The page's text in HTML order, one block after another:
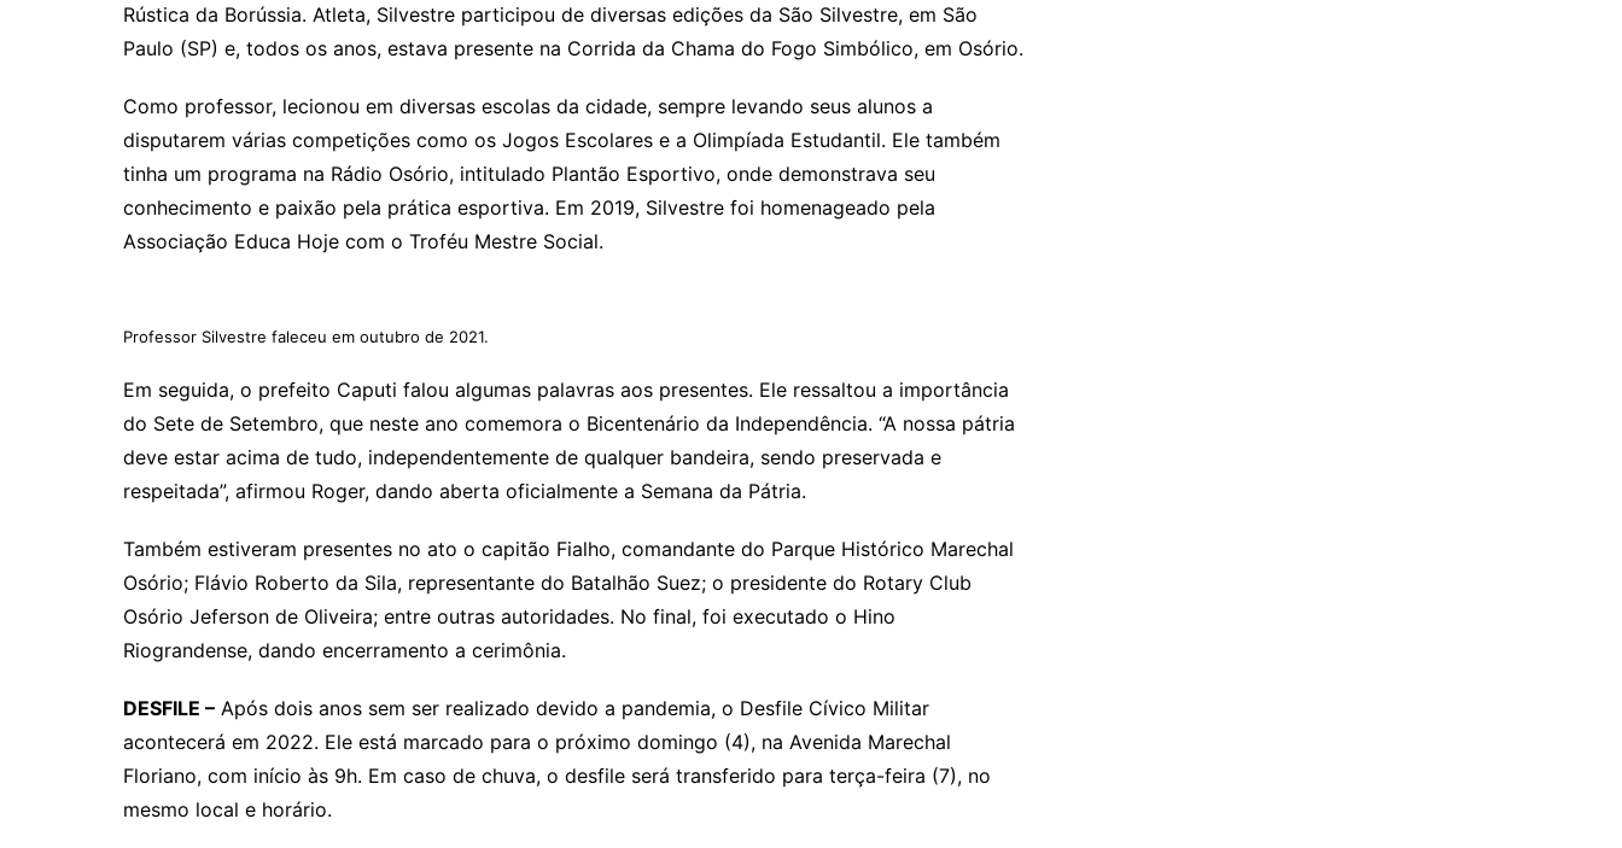
Rústica da Borússia. Atleta, Silvestre participou de diversas edições da São Silvestre, em São
Paulo (SP) e, todos os anos, estava presente na Corrida da Chama do Fogo Simbólico, em Osório.
Como professor, lecionou em diversas escolas da cidade, sempre levando seus alunos a
disputarem várias competições como os Jogos Escolares e a Olimpíada Estudantil. Ele também
tinha um programa na Rádio Osório, intitulado Plantão Esportivo, onde demonstrava seu
conhecimento e paixão pela prática esportiva. Em 2019, Silvestre foi homenageado pela
Associação Educa Hoje com o Troféu Mestre Social.
Professor Silvestre faleceu em outubro de 2021.
Em seguida, o prefeito Caputi falou algumas palavras aos presentes. Ele ressaltou a importância
do Sete de Setembro, que neste ano comemora o Bicentenário da Independência. “A nossa pátria
deve estar acima de tudo, independentemente de qualquer bandeira, sendo preservada e
respeitada”, afirmou Roger, dando aberta oficialmente a Semana da Pátria.
Também estiveram presentes no ato o capitão Fialho, comandante do Parque Histórico Marechal
Osório; Flávio Roberto da Sila, representante do Batalhão Suez; o presidente do Rotary Club
Osório Jeferson de Oliveira; entre outras autoridades. No final, foi executado o Hino
Riograndense, dando encerramento a cerimônia.
DESFILE – Após dois anos sem ser realizado devido a pandemia, o Desfile Cívico Militar
acontecerá em 2022. Ele está marcado para o próximo domingo (4), na Avenida Marechal
Floriano, com início às 9h. Em caso de chuva, o desfile será transferido para terça-feira (7), no
mesmo local e horário.